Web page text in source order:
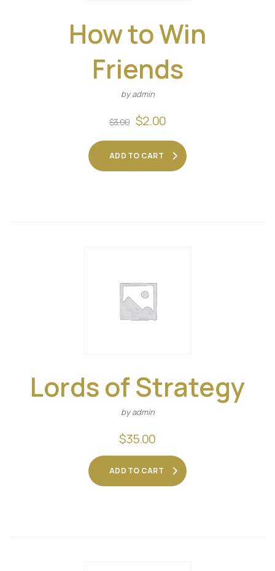
How to Win
Friends
by admin
$3.00
Original
was:
$3.00.
$2.00Current
is:
$2.00.
ADD TO CART
Lords of Strategy
by admin
$35.00
ADD TO CART